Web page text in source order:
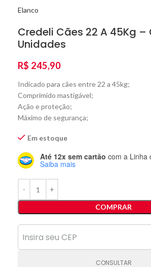
Elanco
Credeli Cães 22 A 45Kg –
Unidades
R$ 245,90
Indicado para cães entre 22 a 45kg;
Comprimido mastigável;
Ação e proteção;
Máximo de segurança;
Em estoque
Até 12x sem cartão com a Linha
Saiba mais
COMPRAR
CONSULTAR